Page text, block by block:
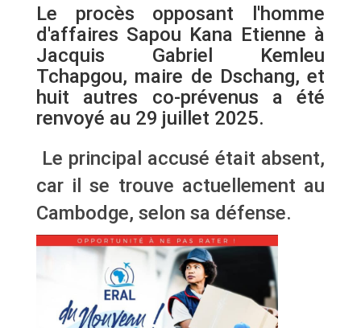
Le procès opposant l'homme
d'affaires Sapou Kana Etienne à
Jacquis Gabriel Kemleu
Tchapgou, maire de Dschang, et
huit autres co-prévenus a été
renvoyé au 29 juillet 2025.
Le principal accusé était absent,
car il se trouve actuellement au
Cambodge, selon sa défense.